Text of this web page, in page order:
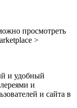
просмотреть
>
и удобный
и
и сайта в